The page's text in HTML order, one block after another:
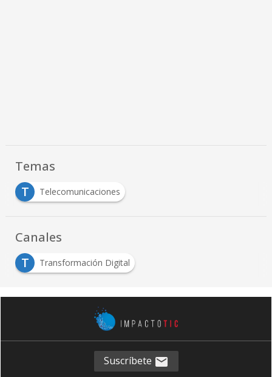
Temas
T
Telecomunicaciones
Canales
T
Transformación Digital
Suscríbete